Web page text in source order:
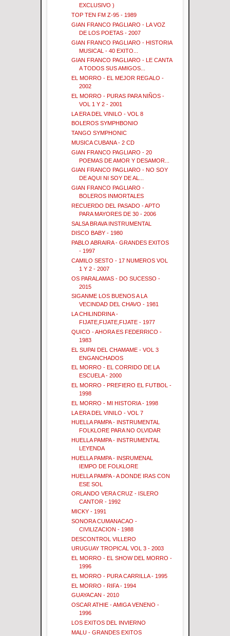
EXCLUSIVO )
TOP TEN FM Z-95 - 1989
GIAN FRANCO PAGLIARO - LA VOZ
DE LOS POETAS - 2007
GIAN FRANCO PAGLIARO - HISTORIA
MUSICAL - 40 EXITO...
GIAN FRANCO PAGLIARO - LE CANTA
A TODOS SUS AMIGOS...
EL MORRO - EL MEJOR REGALO -
2002
EL MORRO - PURAS PARA NIÑOS -
VOL 1 Y 2 - 2001
LA ERA DEL VINILO - VOL 8
BOLEROS SYMPHBONIO
TANGO SYMPHONIC
MUSICA CUBANA - 2 CD
GIAN FRANCO PAGLIARO - 20
POEMAS DE AMOR Y DESAMOR...
GIAN FRANCO PAGLIARO - NO SOY
DE AQUI NI SOY DE AL...
GIAN FRANCO PAGLIARO -
BOLEROS INMORTALES
RECUERDO DEL PASADO - APTO
PARA MAYORES DE 30 - 2006
SALSA BRAVA INSTRUMENTAL
DISCO BABY - 1980
PABLO ABRAIRA - GRANDES EXITOS
- 1997
CAMILO SESTO - 17 NUMEROS VOL
1 Y 2 - 2007
OS PARALAMAS - DO SUCESSO -
2015
SIGANME LOS BUENOS A LA
VECINDAD DEL CHAVO - 1981
LA CHILINDRINA -
FIJATE,FIJATE,FIJATE - 1977
QUICO - AHORA ES FEDERRICO -
1983
EL SUPAI DEL CHAMAME - VOL 3
ENGANCHADOS
EL MORRO - EL CORRIDO DE LA
ESCUELA - 2000
EL MORRO - PREFIERO EL FUTBOL -
1998
EL MORRO - MI HISTORIA - 1998
LA ERA DEL VINILO - VOL 7
HUELLA PAMPA - INSTRUMENTAL
FOLKLORE PARA NO OLVIDAR
HUELLA PAMPA - INSTRUMENTAL
LEYENDA
HUELLA PAMPA - INSRUMENAL
IEMPO DE FOLKLORE
HUELLA PAMPA - A DONDE IRAS CON
ESE SOL
ORLANDO VERA CRUZ - ISLERO
CANTOR - 1992
MICKY - 1991
SONORA CUMANACAO -
CIVILIZACION - 1988
DESCONTROL VILLERO
URUGUAY TROPICAL VOL 3 - 2003
EL MORRO - EL SHOW DEL MORRO -
1996
EL MORRO - PURA CARRILLA - 1995
EL MORRO - RIFA - 1994
GUAYACAN - 2010
OSCAR ATHIE - AMIGA VENENO -
1996
LOS EXITOS DEL INVIERNO
MALU - GRANDES EXITOS